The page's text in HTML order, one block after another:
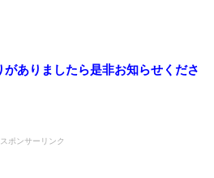
ありましたら是非お知らせくださ
スポンサーリンク